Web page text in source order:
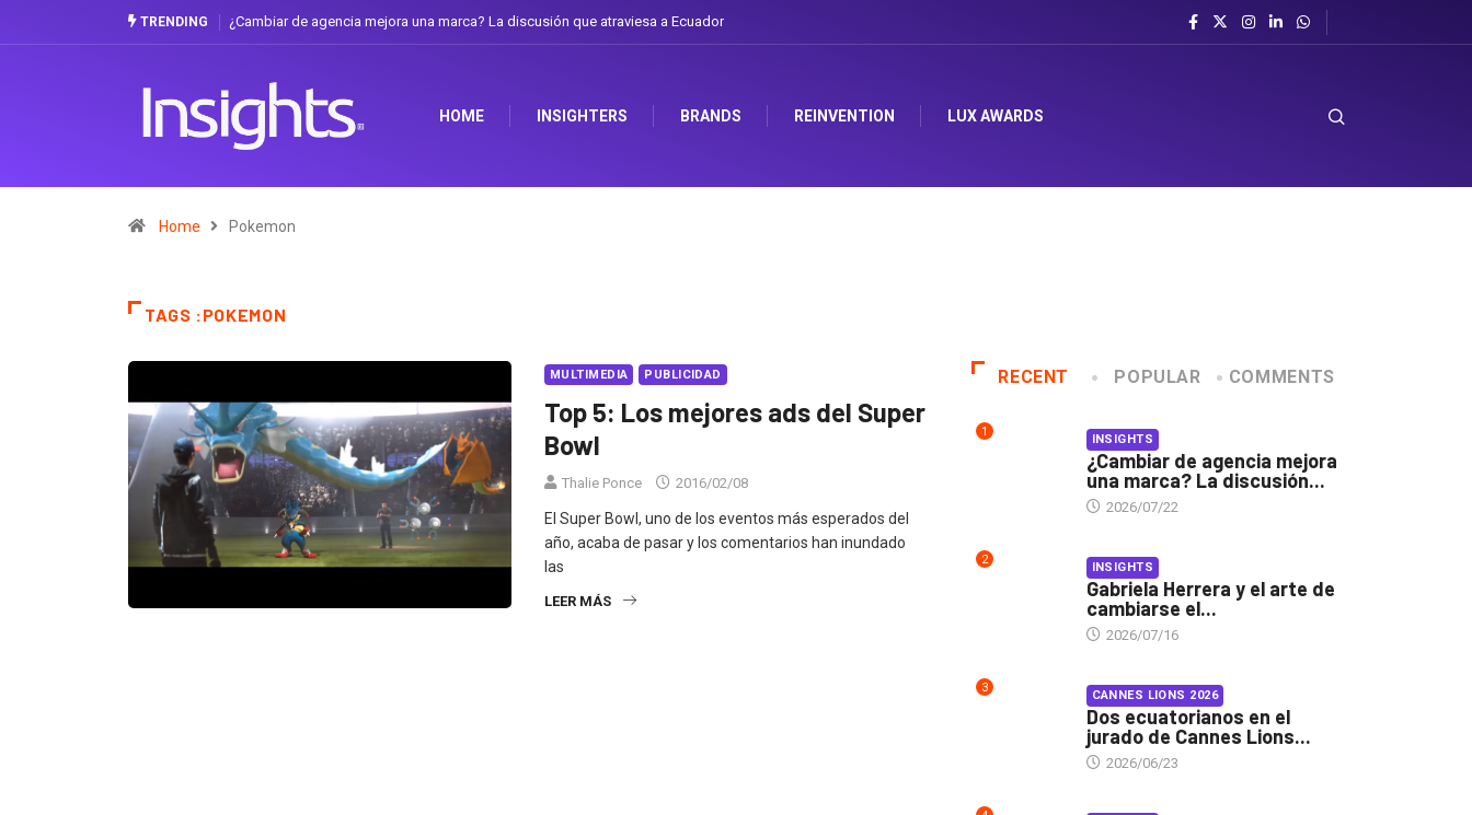
TRENDING ¿Cambiar de agencia mejora una marca? La discusión que atraviesa a Ecuador
HOME INSIGHTERS BRANDS REINVENTION LUX AWARDS
Home Pokemon
TAGS :POKEMON
MULTIMEDIA PUBLICIDAD
Top 5: Los mejores ads del Super
Bowl
Thalie Ponce 2016/02/08
El Super Bowl, uno de los eventos más esperados del
año, acaba de pasar y los comentarios han inundado
las
LEER MÁS
RECENT POPULAR COMMENTS
1 INSIGHTS
¿Cambiar de agencia mejora
una marca? La discusión...
2026/07/22
2 INSIGHTS
Gabriela Herrera y el arte de
cambiarse el...
2026/07/16
3 CANNES LIONS 2026
Dos ecuatorianos en el
jurado de Cannes Lions...
2026/06/23